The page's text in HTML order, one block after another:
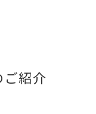
紹介